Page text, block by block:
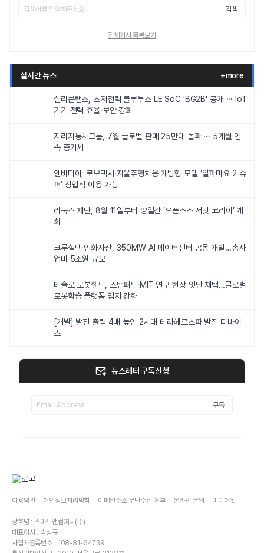
검색
전체기사 목록보기
실시간 뉴스 +more
실리콘랩스, 초저전력 블루투스 LE SoC 'BG2B' 공개 ··· IoT
기기 전력 효율·보안 강화
지리자동차그룹, 7월 글로벌 판매 25만대 돌파 ··· 5개월 연
속 증가세
엔비디아, 로보택시·자율주행차용 개방형 모델 ‘알파마요 2 슈
퍼’ 상업적 이용 가능
리눅스 재단, 8월 11일부터 양일간 ‘오픈소스 서밋 코리아’ 개
최
크루셜텍·인화자산, 350MW AI 데이터센터 공동 개발…총사
업비 5조원 규모
테솔로 로봇핸드, 스탠퍼드·MIT 연구 현장 잇단 채택…글로벌
로봇학습 플랫폼 입지 강화
[개발] 발진 출력 4배 높인 2세대 테라헤르츠파 발진 디바이
스
뉴스레터 구독신청
구독
이용약관 개인정보처리방침 이메일주소 무단수집 거부 온라인 문의 미디어킷
상호명 : 스마트앤컴퍼니(주)
대표이사 : 박성규
사업자등록번호 : 108-81-64739